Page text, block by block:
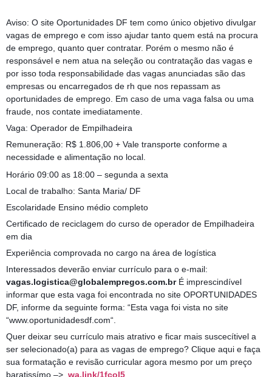
Aviso: O site Oportunidades DF tem como único objetivo divulgar
vagas de emprego e com isso ajudar tanto quem está na procura
de emprego, quanto quer contratar. Porém o mesmo não é
responsável e nem atua na seleção ou contratação das vagas e
por isso toda responsabilidade das vagas anunciadas são das
empresas ou encarregados de rh que nos repassam as
oportunidades de emprego. Em caso de uma vaga falsa ou uma
fraude, nos contate imediatamente.
Vaga: Operador de Empilhadeira
Remuneração: R$ 1.806,00 + Vale transporte conforme a
necessidade e alimentação no local.
Horário 09:00 as 18:00 – segunda a sexta
Local de trabalho: Santa Maria/ DF
Escolaridade Ensino médio completo
Certificado de reciclagem do curso de operador de Empilhadeira
em dia
Experiência comprovada no cargo na área de logística
Interessados deverão enviar currículo para o e-mail:
vagas.logistica@globalempregos.com.brÉ imprescindível
informar que esta vaga foi encontrada no site OPORTUNIDADES
DF, informe da seguinte forma: “Esta vaga foi vista no site
“www.oportunidadesdf.com“.
Quer deixar seu currículo mais atrativo e ficar mais suscecítivel a
ser selecionado(a) para as vagas de emprego? Clique aqui e faça
sua formatação e revisão curricular agora mesmo por um preço
baratissímo –> wa.link/1fcol5